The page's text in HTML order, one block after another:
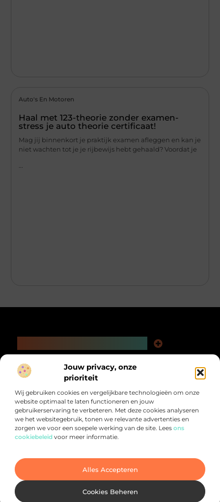
Jouw privacy, onze
prioriteit
Wij gebruiken cookies en vergelijkbare technologieën om onze
website optimaal te laten functioneren en jouw
gebruikerservaring te verbeteren. Met deze cookies analyseren
we het websitegebruik, tonen we relevante advertenties en
zorgen we voor een soepele werking van de site. Lees ons
cookiebeleid voor meer informatie.
Alles Accepteren
Cookies Beheren
Auto's En Motoren
Haal met 123-theorie zonder examen-
stress je auto theorie certificaat!
Mag jij binnenkort je praktijk examen afleggen en kan je
niet wachten tot je je rijbewijs hebt gehaald? Voordat je
@2025 All Right Reserved.
Design by
Bericht categorie